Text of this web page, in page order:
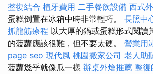
整復結合 植牙費用 二手餐飲設備 西式
蛋糕倒置在冰箱中時非常輕巧。 長照中
抓龍筋療程 以大厚的鍋或蛋糕形式閱讀
的菠蘿應該很難，但不要太硬。 營業用
page seo 現代風 桃園搬家公司 老人助
菠蘿幾乎就像瓜一樣 辦桌外燴推薦 整復